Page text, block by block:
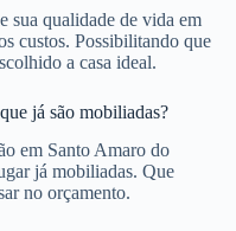
sua qualidade de vida em
custos. Possibilitando que
a casa ideal.
já são mobiliadas?
em Santo Amaro do
já mobiliadas. Que
no orçamento.